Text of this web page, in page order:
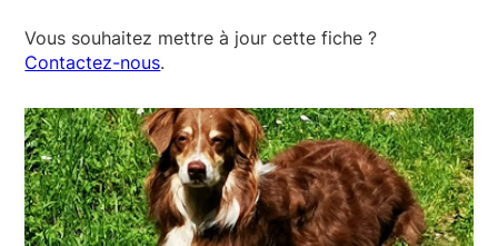
Vous souhaitez mettre à jour cette fiche ?
Contactez-nous.